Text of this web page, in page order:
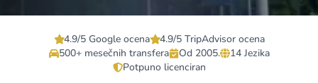
4.9/5 Google ocena
4.9/5 TripAdvisor ocena
500+ mesečnih transfera
Od 2005.
14 Jezika
Potpuno licenciran